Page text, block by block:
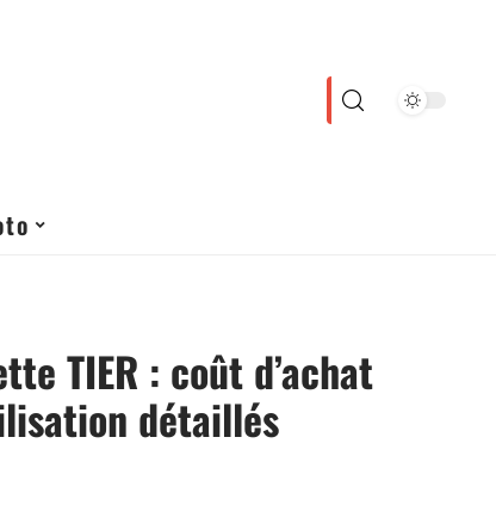
TIER : coût d’achat
détaillés